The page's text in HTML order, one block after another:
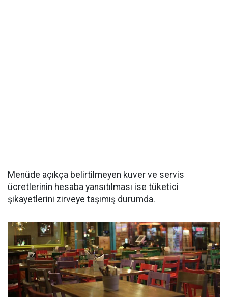
Menüde açıkça belirtilmeyen kuver ve servis
ücretlerinin hesaba yansıtılması ise tüketici
şikayetlerini zirveye taşımış durumda.